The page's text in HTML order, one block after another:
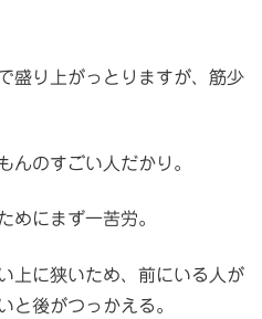
盛り上がっとりますが、筋少
んのすごい人だかり。
めにまず一苦労。
上に狭いため、前にいる人が
と後がつっかえる。